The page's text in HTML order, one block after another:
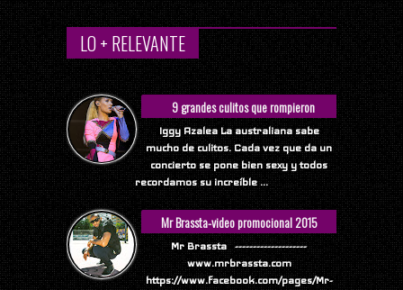
LO + RELEVANTE
9 grandes culitos que rompieron
Internet
Iggy Azalea La australiana sabe
mucho de culitos. Cada vez que da un
concierto se pone bien sexy y todos
recordamos su increíble ...
Mr Brassta-video promocional 2015
Mr Brassta --------------------
www.mrbrassta.com
https://www.facebook.com/pages/Mr-